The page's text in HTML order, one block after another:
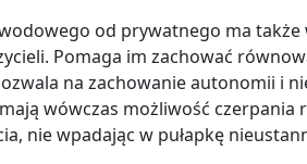
od prywatnego ma także
Pomaga im zachować
na zachowanie autonomii i
wówczas możliwość czerpania
nie wpadając w pułapkę